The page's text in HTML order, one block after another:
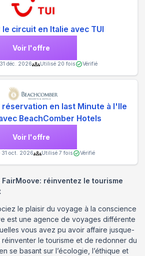
circuit en Italie avec TUI
Voir l'offre
31 déc. 2026 Utilisé 20 fois Vérifié
en last Minute à l'Ile
BeachComber Hotels
Voir l'offre
31 oct. 2026 Utilisé 7 fois Vérifié
réinventez le tourisme
le plaisir du voyage à la conscience
est une agence de voyages différente
vous avez pu avoir affaire jusque-
le tourisme et de redonner du
se basant sur l’écologie, l’éthique et